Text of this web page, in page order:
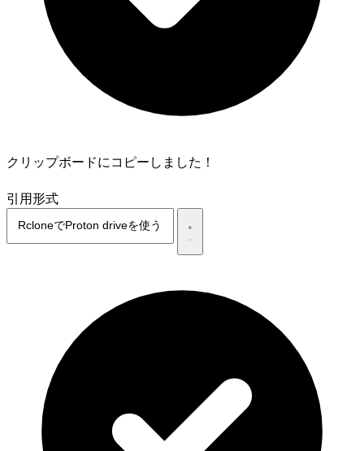
クリップボードにコピーしました！
引用形式